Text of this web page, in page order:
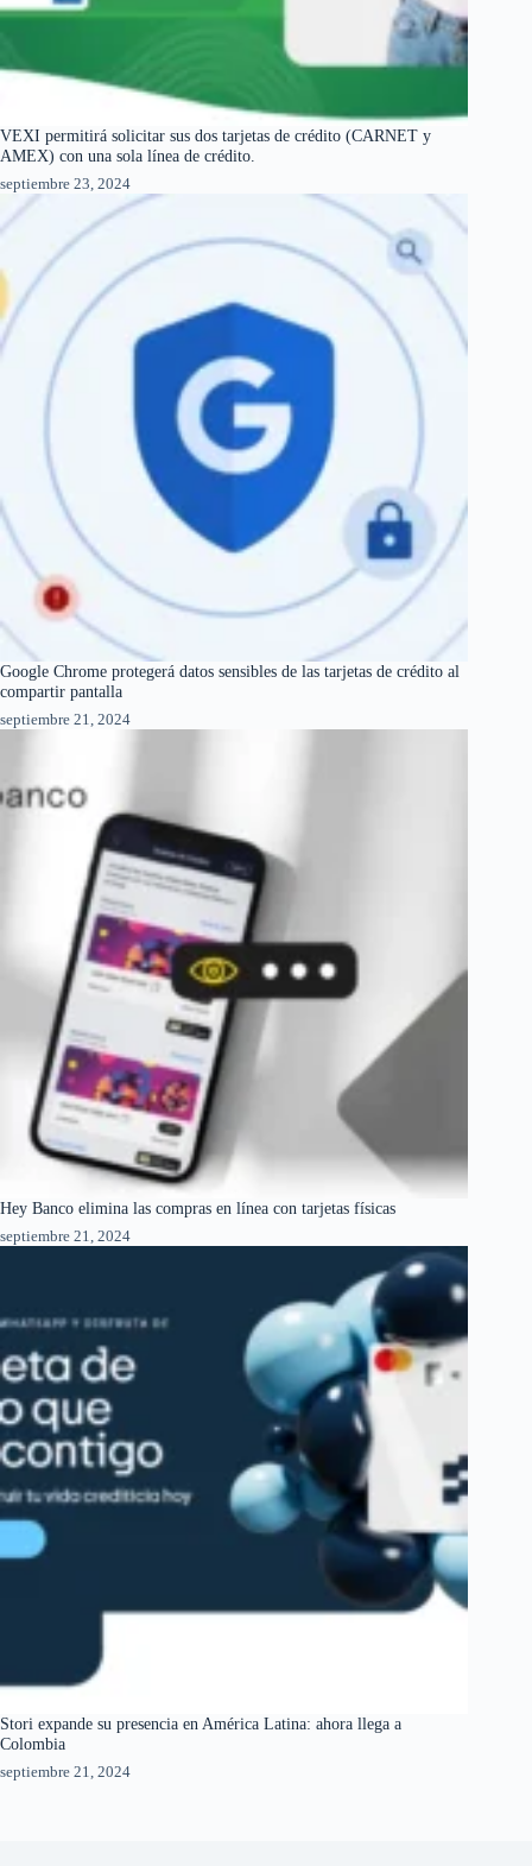
VEXI permitirá solicitar sus dos tarjetas de crédito (CARNET y
AMEX) con una sola línea de crédito.
septiembre 23, 2024
Google Chrome protegerá datos sensibles de las tarjetas de crédito al
compartir pantalla
septiembre 21, 2024
Hey Banco elimina las compras en línea con tarjetas físicas
septiembre 21, 2024
Stori expande su presencia en América Latina: ahora llega a
Colombia
septiembre 21, 2024